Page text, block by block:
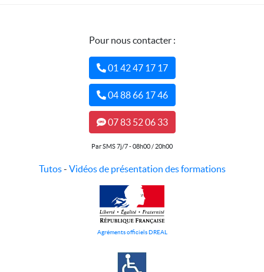
Pour nous contacter :
01 42 47 17 17
04 88 66 17 46
07 83 52 06 33
Par SMS 7j/7 - 08h00 / 20h00
Tutos- Vidéos de présentation des formations
Agréments officiels DREAL